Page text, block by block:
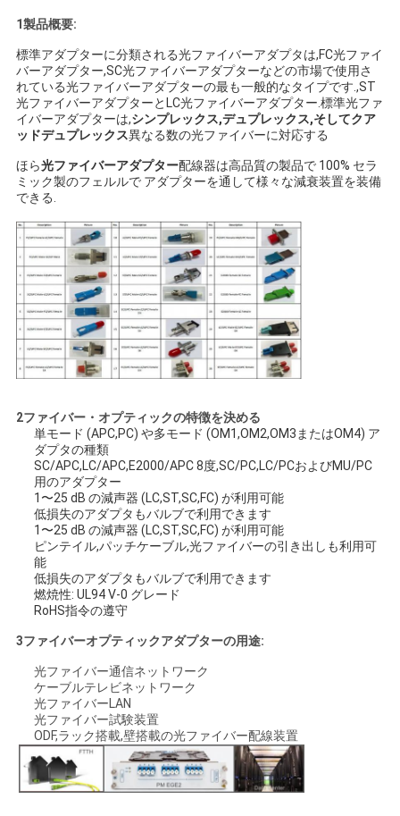
い
ニ
ュ
ー
ス
場
合
地
図
PRIVACY
POLICY
1製品概要:
標準アダプターに分類される光ファイバーアダプタは,FC光ファイ
バーアダプター,SC光ファイバーアダプターなどの市場で使用さ
れている光ファイバーアダプターの最も一般的なタイプです.,ST
光ファイバーアダプターとLC光ファイバーアダプター.標準光ファ
イバーアダプターは,シンプレックス,デュプレックス,そしてクア
ッドデュプレックス異なる数の光ファイバーに対応する
ほら光ファイバーアダプター配線器は高品質の製品で 100% セラ
ミック製のフェルルで アダプターを通して様々な減衰装置を装備
できる.
2ファイバー・オプティックの特徴を決める
単モード (APC,PC) や多モード (OM1,OM2,OM3またはOM4) ア
ダプタの種類
SC/APC,LC/APC,E2000/APC 8度,SC/PC,LC/PCおよびMU/PC
用のアダプター
1〜25 dB の減声器 (LC,ST,SC,FC) が利用可能
低損失のアダプタもバルブで利用できます
1〜25 dB の減声器 (LC,ST,SC,FC) が利用可能
ピンテイル,パッチケーブル,光ファイバーの引き出しも利用可
能
低損失のアダプタもバルブで利用できます
燃焼性: UL94 V-0 グレード
RoHS指令の遵守
3ファイバーオプティックアダプターの用途:
光ファイバー通信ネットワーク
ケーブルテレビネットワーク
光ファイバーLAN
光ファイバー試験装置
ODF,ラック搭載,壁搭載の光ファイバー配線装置